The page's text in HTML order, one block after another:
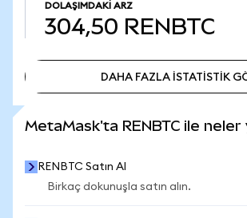
DOLAŞIMDAKI ARZ
304,50 RENBTC
DAHA FAZLA İSTATİSTİK
MetaMask'ta RENBTC ile neler
RENBTC Satın Al
Birkaç dokunuşla satın alın.